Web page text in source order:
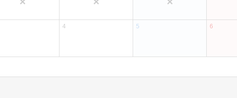
4 5 6